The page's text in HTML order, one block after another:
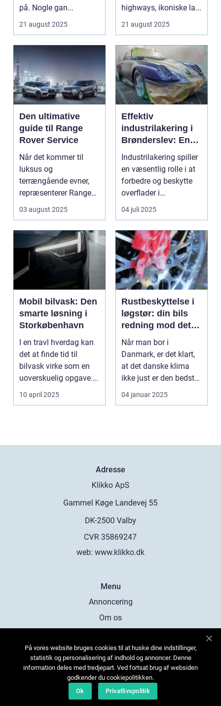
på. Nogle gan...
21 august 2025
highways, ikoniske la...
21 august 2025
Den ultimative
guide til Range
Rover Service
Når det kommer til
luksus og
terrængående evner,
repræsenterer Range
Rover n...
03 august 2025
Effektiv
industrilakering i
Brønderslev: En
dybdegående
Industrilakering spiller
en væsentlig rolle i at
forbedre og beskytte
overflader i
forskellige...
04 juli 2025
Mobil bilvask: Den
smarte løsning i
Storkøbenhavn
I en travl hverdag kan
det at finde tid til
bilvask virke som en
uoverskuelig opgave.
Især i S...
10 april 2025
Rustbeskyttelse i
løgstør: din bils
redning mod det
danske klima
Når man bor i
Danmark, er det klart,
at det danske klima
ikke just er den bedste
ven for bilen...
04 januar 2025
Adresse
web: www.klikko.dk
Menu
Annoncering
Om os
Kontakt os
Sitemap
På vores website bruges cookies til at huske dine indstillinger,
statistik og personalisering af indhold og annoncer. Denne
information deles med tredjepart. Ved fortsat brug af websiden
godkender du cookiepolitikken.
Ok
Privatlivspolitik